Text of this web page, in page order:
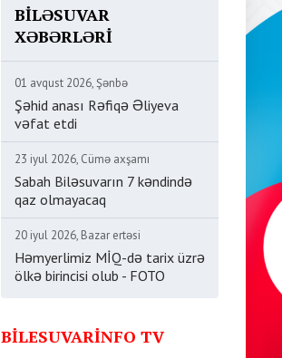
BILƏSUVAR
XƏBƏRLƏRI
01 avqust 2026, Şənbə
Şəhid anası Rəfiqə Əliyeva
vəfat etdi
23 iyul 2026, Cümə axşamı
Sabah Biləsuvarın 7 kəndində
qaz olmayacaq
20 iyul 2026, Bazar ertəsi
Həmyerlimiz MİQ-də tarix üzrə
ölkə birincisi olub - FOTO
BILESUVARINFO TV